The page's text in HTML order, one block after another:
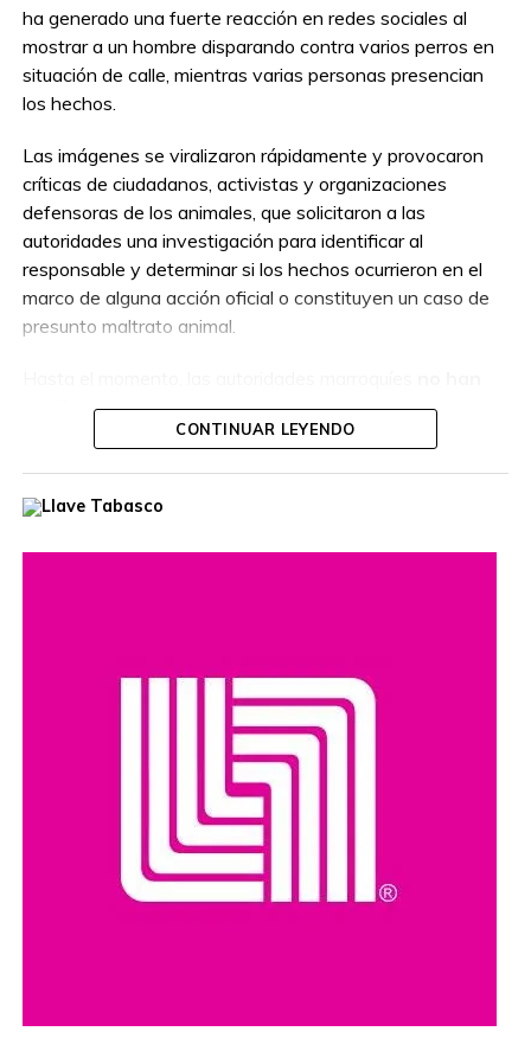
ha generado una fuerte reacción en redes sociales al
mostrar a un hombre disparando contra varios perros en
situación de calle, mientras varias personas presencian
los hechos.
Las imágenes se viralizaron rápidamente y provocaron
críticas de ciudadanos, activistas y organizaciones
defensoras de los animales, que solicitaron a las
autoridades una investigación para identificar al
responsable y determinar si los hechos ocurrieron en el
marco de alguna acción oficial o constituyen un caso de
presunto maltrato animal.
confirmadosi la persona que aparece en el video
actuaba como parte de un operativo autorizado o por
permanecen bajo investigación.
sacrificios masivos.
Organizaciones y ciudadanos han pedido que las
investigaciones se realicen con transparencia y que, en
caso de confirmarse irregularidades, se determinen las
responsabilidades conforme a la legislación vigente.
CONTINUAR LEYENDO